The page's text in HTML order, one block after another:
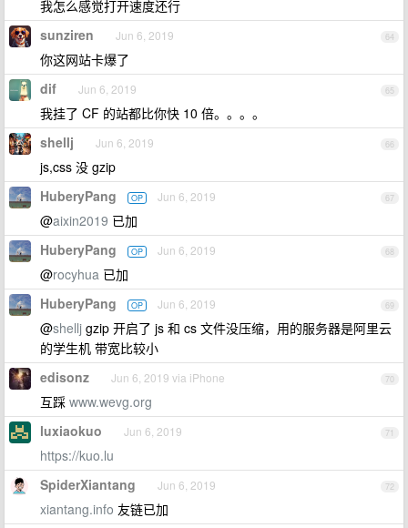
我怎么感觉打开速度还行
64
sunziren Jun 6, 2019
你这网站卡爆了
65
dif Jun 6, 2019
我挂了 CF 的站都比你快 10 倍。。。。
66
shellj Jun 6, 2019
js,css 没 gzip
67
HuberyPang OP Jun 6, 2019
@aixin2019 已加
68
HuberyPang OP Jun 6, 2019
@rocyhua 已加
69
HuberyPang OP Jun 6, 2019
@shellj gzip 开启了 js 和 cs 文件没压缩，用的服务器是阿里云
的学生机 带宽比较小
70
edisonz Jun 6, 2019 via iPhone
互踩 www.wevg.org
71
luxiaokuo Jun 6, 2019
https://kuo.lu
72
SpiderXiantang Jun 6, 2019
xiantang.info 友链已加